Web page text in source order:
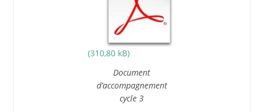
Document
d’accompagnement
cycle 3